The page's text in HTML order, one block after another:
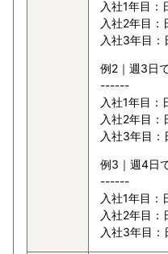
入社1年目：
入社2年目
入社3年目
例2｜週3日
------
入社1年目
入社2年目
入社3年目
例3｜週4日
------
入社1年目
入社2年目：
入社3年目